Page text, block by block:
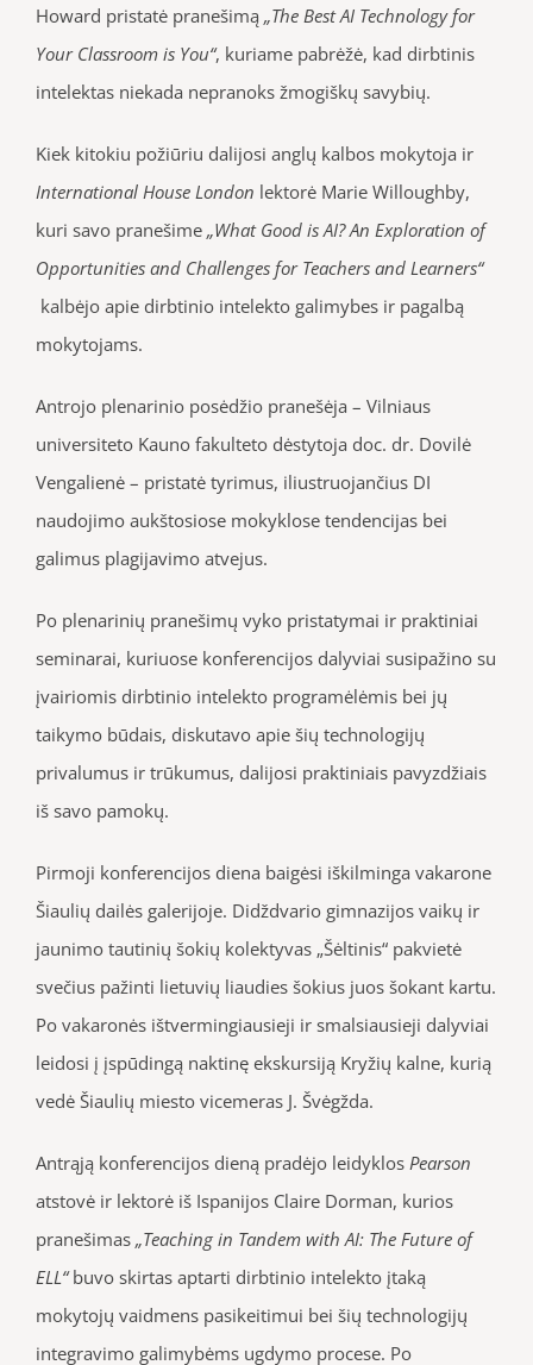
Howard pristatė pranešimą „The Best AI Technology for
Your Classroom is You“, kuriame pabrėžė, kad dirbtinis
intelektas niekada nepranoks žmogiškų savybių.
Kiek kitokiu požiūriu dalijosi anglų kalbos mokytoja ir
International House London lektorė Marie Willoughby,
kuri savo pranešime „What Good is AI? An Exploration of
Opportunities and Challenges for Teachers and Learners“
kalbėjo apie dirbtinio intelekto galimybes ir pagalbą
mokytojams.
Antrojo plenarinio posėdžio pranešėja – Vilniaus
universiteto Kauno fakulteto dėstytoja doc. dr. Dovilė
Vengalienė – pristatė tyrimus, iliustruojančius DI
naudojimo aukštosiose mokyklose tendencijas bei
galimus plagijavimo atvejus.
Po plenarinių pranešimų vyko pristatymai ir praktiniai
seminarai, kuriuose konferencijos dalyviai susipažino su
įvairiomis dirbtinio intelekto programėlėmis bei jų
taikymo būdais, diskutavo apie šių technologijų
privalumus ir trūkumus, dalijosi praktiniais pavyzdžiais
iš savo pamokų.
Pirmoji konferencijos diena baigėsi iškilminga vakarone
Šiaulių dailės galerijoje. Didždvario gimnazijos vaikų ir
jaunimo tautinių šokių kolektyvas „Šėltinis“ pakvietė
svečius pažinti lietuvių liaudies šokius juos šokant kartu.
Po vakaronės ištvermingiausieji ir smalsiausieji dalyviai
leidosi į įspūdingą naktinę ekskursiją Kryžių kalne, kurią
vedė Šiaulių miesto vicemeras J. Švėgžda.
Antrąją konferencijos dieną pradėjo leidyklos Pearson
atstovė ir lektorė iš Ispanijos Claire Dorman, kurios
pranešimas „Teaching in Tandem with AI: The Future of
ELL“buvo skirtas aptarti dirbtinio intelekto įtaką
mokytojų vaidmens pasikeitimui bei šių technologijų
integravimo galimybėms ugdymo procese. Po